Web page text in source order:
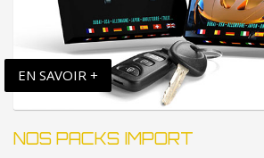
EN SAVOIR +
NOS PACKS IMPORT